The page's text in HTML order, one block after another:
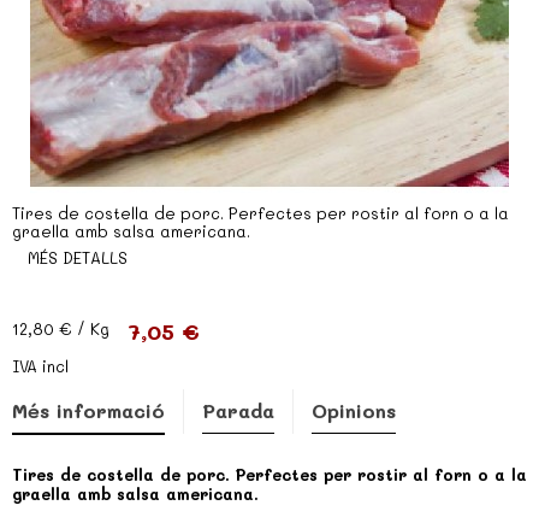
Tires de costella de porc. Perfectes per rostir al forn o a la
graella amb salsa americana.
MÉS DETALLS
12,80 € / Kg 7,05 €
IVA incl
Més informació Parada Opinions
Tires de costella de porc. Perfectes per rostir al forn o a la
graella amb salsa americana.